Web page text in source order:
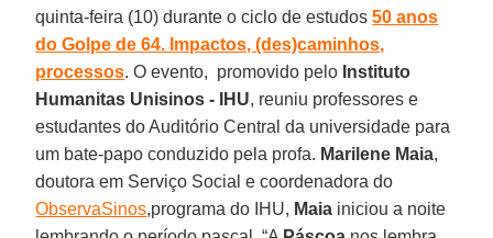
quinta-feira (10) durante o ciclo de estudos50 anos
do Golpe de 64. Impactos, (des)caminhos,
processos. O evento, promovido pelo Instituto
Humanitas Unisinos - IHU, reuniu professores e
estudantes do Auditório Central da universidade para
um bate-papo conduzido pela profa. Marilene Maia,
doutora em Serviço Social e coordenadora do
ObservaSinos,programa do IHU, Maia iniciou a noite